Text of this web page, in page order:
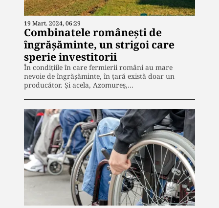
19 Mart. 2024, 06:29
Combinatele românești de
îngrășăminte, un strigoi care
sperie investitorii
În condițiile în care fermierii români au mare
nevoie de îngrășăminte, în țară există doar un
producător. Și acela, Azomureș,…